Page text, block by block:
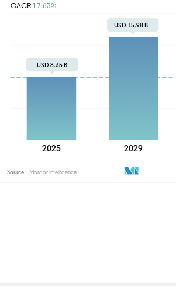
Image © Mordor